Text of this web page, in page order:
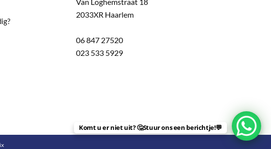
2033XR Haarlem
06 847 27520
023 533 5929
Komt u er niet uit? 🤔Stuur ons een berichtje!💬